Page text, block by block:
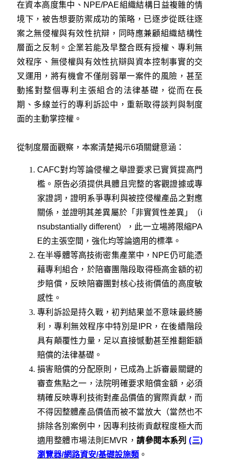
在資本高度集中、NPE/PAE組織結構日益複雜的情
境下，被告想要防禦成功的策略，已逐步從既往逐
案之無侵權與有效性抗辯，同時應兼顧組織結構性
層面之反制。企業若能及早整合既有授權、專利無
效程序、無侵權與有效性抗辯與資本控制事實的交
叉運用，將有機會不僅削弱單一案件的風險，甚至
動搖對整個專利主張組合的法律基礎，從而在長
期、多線並行的專利訴訟中，重新取得談判與制度
面的主動掌控權。
從制度層面觀察，本案清楚揭示6項關鍵意涵：
CAFC對均等論侵權之舉證要求已實質提高門
檻。原告必須提供具體且完整的客觀證據或專
家證詞，證明系爭專利與被控侵權產品之對應
關係，並證明其差異屬於「非實質性差異」（i
nsubstantially different），此一立場將限縮PA
E的主張空間，強化均等論適用的標準。
在半導體等高技術密集產業中，NPE仍可能憑
藉專利組合，於陪審團階段取得極高金額的初
步賠償，反映陪審團對核心技術價值的高度敏
感性。
專利訴訟是持久戰，初判結果並不意味最終勝
利，專利無效程序中特別是IPR，在後續階段
具有顛覆性力量，足以直接憾動甚至推翻鉅額
賠償的法律基礎。
損害賠償的分配原則，已成為上訴審最關鍵的
審查焦點之一，法院明確要求賠償金額，必須
精確反映專利技術對產品價值的實際貢獻，而
不得因整體產品價值而被不當放大（當然也不
排除各別案例中，因專利技術貢獻程度極大而
適用整體市場法則EMVR，請參閱本系列(三)
瀏覽器/網路資安/基礎設施類 。